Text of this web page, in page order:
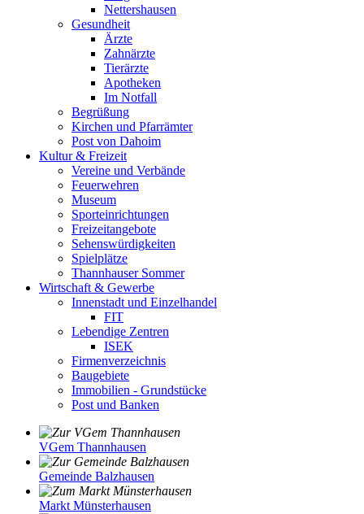
Nettershausen
Gesundheit
Ärzte
Zahnärzte
Tierärzte
Apotheken
Im Notfall
Begrüßung
Kirchen und Pfarrämter
Post von Dahoim
Kultur & Freizeit
Vereine und Verbände
Feuerwehren
Museum
Sporteinrichtungen
Freizeitangebote
Sehenswürdigkeiten
Spielplätze
Thannhauser Sommer
Wirtschaft & Gewerbe
Innenstadt und Einzelhandel
FIT
Lebendige Zentren
ISEK
Firmenverzeichnis
Baugebiete
Immobilien - Grundstücke
Post und Banken
VGem Thannhausen
Gemeinde Balzhausen
Markt Münsterhausen